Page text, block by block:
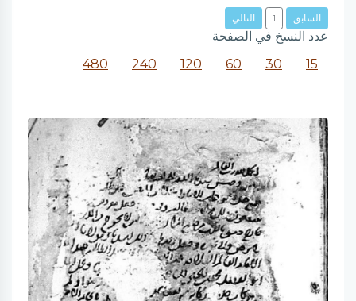
السابق 1 التالي
عدد النسخ في الصفحة
15
30
60
120
240
480